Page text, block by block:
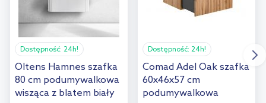
Dostępność: 24h!
Oltens Hamnes szafka
80 cm podumywalkowa
wisząca z blatem biały
Dostępność: 24h!
Comad Adel Oak szafka
60x46x57 cm
podumywalkowa